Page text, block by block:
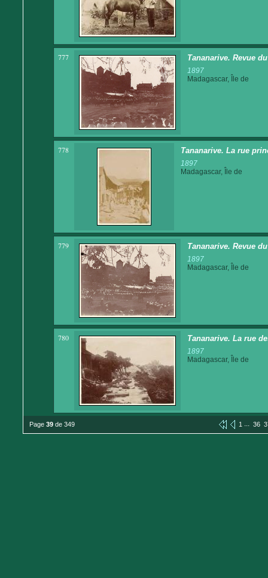
777 Tananarive. Revue
1897
Madagascar, Île de
778 Tananarive. La rue
1897
Madagascar, Île de
779 Tananarive. Revue
1897
Madagascar, Île de
780 Tananarive. La rue
1897
Madagascar, Île de
Page 39 de 349 1 ... 36